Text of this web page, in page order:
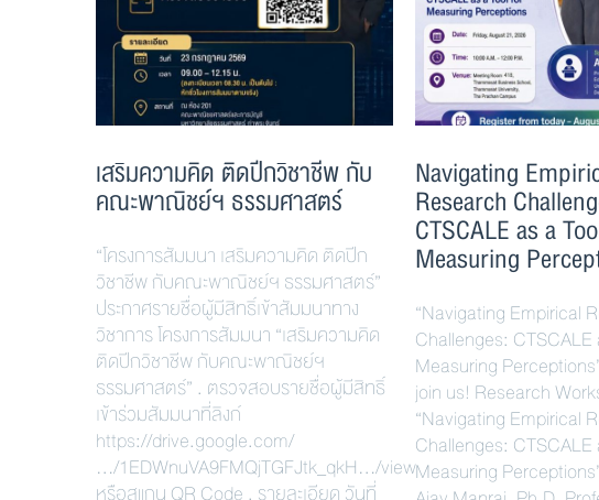
เสริมความคิด ติดปีกวิชาชีพ กับ
คณะพาณิชย์ฯ ธรรมศาสตร์
“โครงการสัมมนา เสริมความคิด ติดปีก
วิชาชีพ กับคณะพาณิชย์ฯ ธรรมศาสตร์”
ประกาศรายชื่อผู้มีสิทธิ์เข้าสัมมนาทาง
วิชาการ โครงการสัมมนา “เสริมความคิด
ติดปีกวิชาชีพ กับคณะพาณิชย์ฯ
ธรรมศาสตร์” . ตรวจสอบรายชื่อผู้มีสิทธิ์
เข้าร่วมสัมมนาที่ลิงก์
https://drive.google.com/
…/1EDWnuVA9FMQjTGFJtk_qkH…/view
Navigating
Research
CTSCALE as a
Measuring
“Navigating Empirical
Challenges: CTSCALE
Measuring
join us! Research
“Navigating Empirical
Challenges: CTSCALE
Measuring